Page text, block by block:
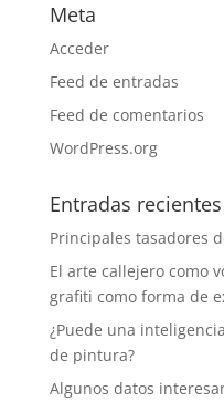
Meta
Acceder
Feed de entradas
Feed de comentarios
WordPress.org
Entradas recientes
Principales tasadores
El arte callejero como
grafiti como forma de
¿Puede una
de pintura?
Algunos datos